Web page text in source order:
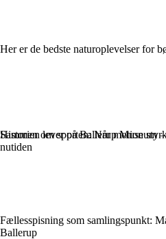
Her er de bedste naturoplevelser for
Historien lever på Ballerup Museum
nutiden
Fællesspisning som samlingspunkt:
Ballerup
Sammen om sporten: Når motion